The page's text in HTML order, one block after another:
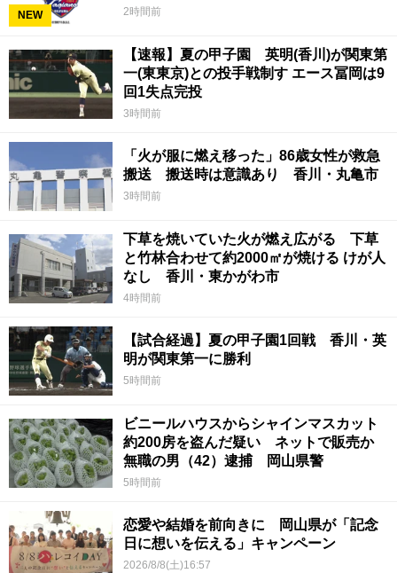
NEW 2時間前
【速報】夏の甲子園 英明(香川)が関東第
一(東東京)との投手戦制す エース冨岡は9
回1失点完投
3時間前
「火が服に燃え移った」86歳女性が救急
搬送 搬送時は意識あり 香川・丸亀市
3時間前
下草を焼いていた火が燃え広がる 下草
と竹林合わせて約2000㎡が焼ける けが人
なし 香川・東かがわ市
4時間前
【試合経過】夏の甲子園1回戦 香川・英
明が関東第一に勝利
5時間前
ビニールハウスからシャインマスカット
約200房を盗んだ疑い ネットで販売か
無職の男（42）逮捕 岡山県警
5時間前
恋愛や結婚を前向きに 岡山県が「記念
日に想いを伝える」キャンペーン
2026/8/8(土)16:57